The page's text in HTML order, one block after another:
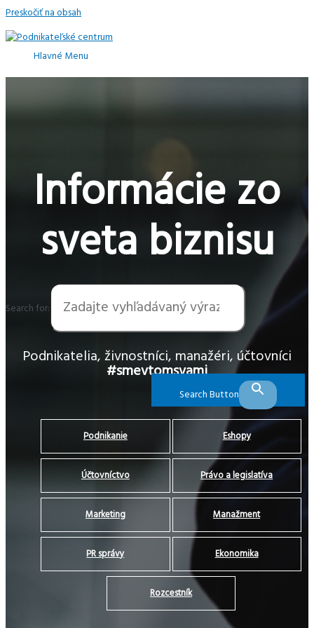
Preskočiť na obsah
Hlavné Menu
Informácie zo
sveta biznisu
Search for:
Search Button
Podnikatelia, živnostníci, manažéri, účtovníci
#smevtomsvami
Podnikanie Eshopy
Účtovníctvo Právo a legislatíva
Marketing Manažment
PR správy Ekonomika
Rozcestník